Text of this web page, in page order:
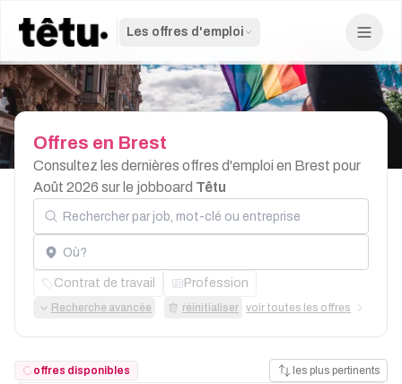
Les offres d'emploi
Offres en Brest
Consultez les dernières offres d'emploi en Brest pour
Août 2026 sur le jobboard Têtu
Rechercher par job, mot-clé ou entreprise
Localisation
Contrat de travail Profession
Recherche avancée réinitialiser voir toutes les offres
offres disponibles les plus pertinents